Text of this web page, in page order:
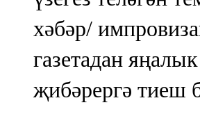
хәбәр/
газетадан
җибәрергә тиеш